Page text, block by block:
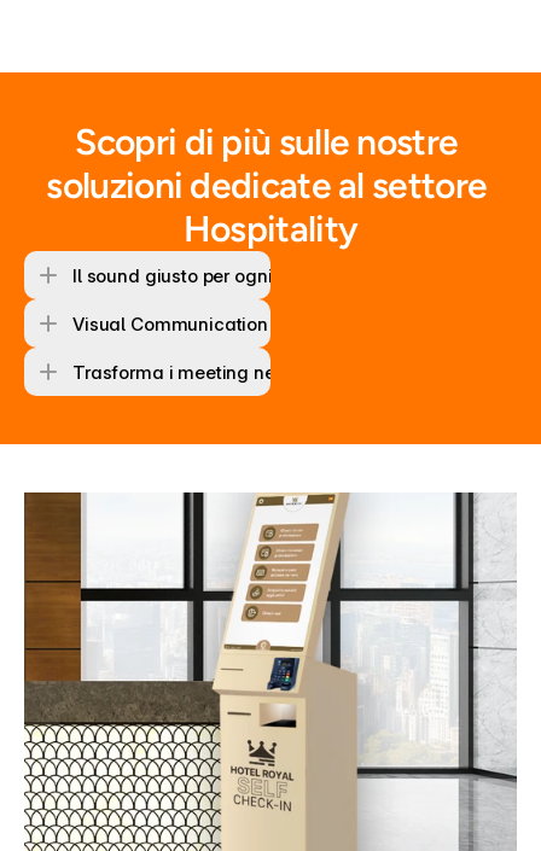
Scopri di più sulle nostre
soluzioni dedicate al settore
Hospitality
Il sound giusto per ogni area della tua location
Visual Communication and Interaction
Trasforma i meeting nella tua struttura